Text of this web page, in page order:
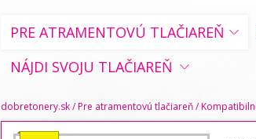
PRE ATRAMENTOVÚ TLAČIAREŇ
NÁJDI SVOJU TLAČIAREŇ
dobretonery.sk/Pre atramentovú tlačiareň/